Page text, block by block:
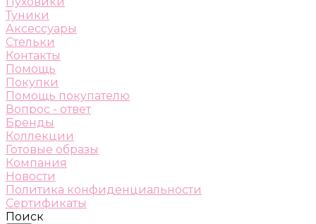
Туники
Аксессуары
Стельки
Контакты
Помощь
Покупки
Помощь покупателю
Вопрос - ответ
Бренды
Коллекции
Готовые образы
Компания
Новости
Политика конфиденциальности
Сертификаты
Поиск